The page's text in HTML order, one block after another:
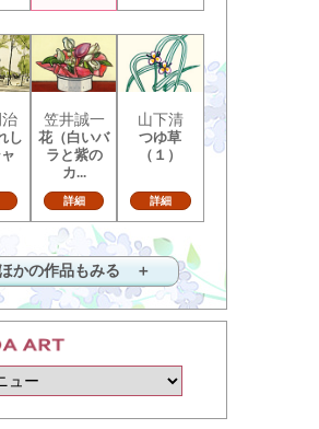
し
笠井誠一
花（白いバ
ラと紫の
カ...
詳細
山下清
つゆ草
（１）
詳細
かの作品もみる ＋